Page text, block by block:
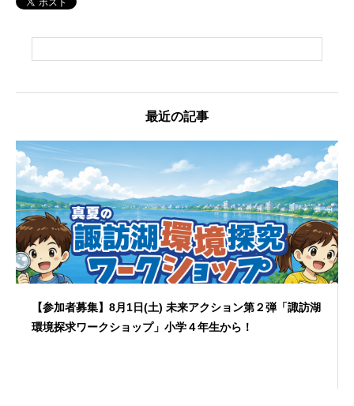
最近の記事
【参加者募集】8月1日(土) 未来アクション第２弾「諏訪湖
環境探求ワークショップ」小学４年生から！